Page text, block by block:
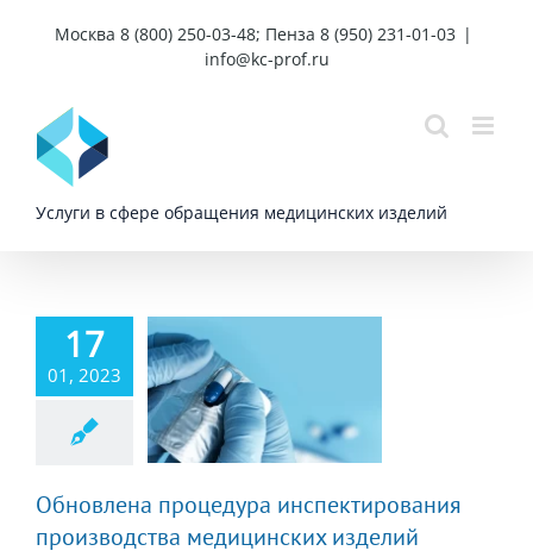
Москва 8 (800) 250-03-48; Пенза 8 (950) 231-01-03 |
info@kc-prof.ru
Услуги в сфере обращения медицинских изделий
17
01, 2023
Обновлена процедура инспектирования
производства медицинских изделий